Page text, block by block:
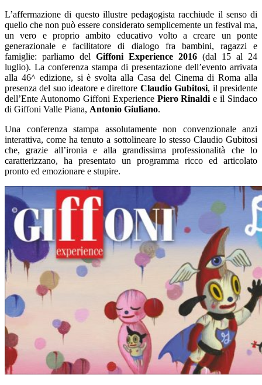
L’affermazione di questo illustre pedagogista racchiude il senso di
quello che non può essere considerato semplicemente un festival ma,
un vero e proprio ambito educativo volto a creare un ponte
generazionale e facilitatore di dialogo fra bambini, ragazzi e
famiglie: parliamo del Giffoni Experience 2016 (dal 15 al 24
luglio). La conferenza stampa di presentazione dell’evento arrivata
alla 46^ edizione, si è svolta alla Casa del Cinema di Roma alla
presenza del suo ideatore e direttore Claudio Gubitosi, il presidente
dell’Ente Autonomo Giffoni Experience Piero Rinaldi e il Sindaco
di Giffoni Valle Piana, Antonio Giuliano.
Una conferenza stampa assolutamente non convenzionale anzi
interattiva, come ha tenuto a sottolineare lo stesso Claudio Gubitosi
che, grazie all’ironia e alla grandissima professionalità che lo
caratterizzano, ha presentato un programma ricco ed articolato
pronto ed emozionare e stupire.